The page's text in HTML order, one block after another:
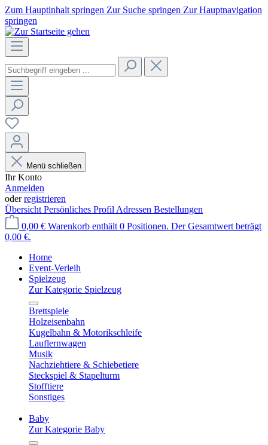
Zum Hauptinhalt springen Zur Suche springen Zur Hauptnavigation
springen
Menü schließen
Ihr Konto
Anmelden
oderregistrieren
Übersicht Persönliches Profil Adressen Bestellungen
0,00 € Warenkorb enthält 0 Positionen. Der Gesamtwert beträgt
0,00 €.
Home
Event-Verleih
Spielzeug
Zur Kategorie Spielzeug
Brettspiele
Holzeisenbahn
Kugelbahn & Motorikschleife
Lauflernwagen
Musik
Nachziehtiere & Schiebetiere
Steckspiel & Stapelturm
Stofftiere
Sonstiges
Baby
Zur Kategorie Baby